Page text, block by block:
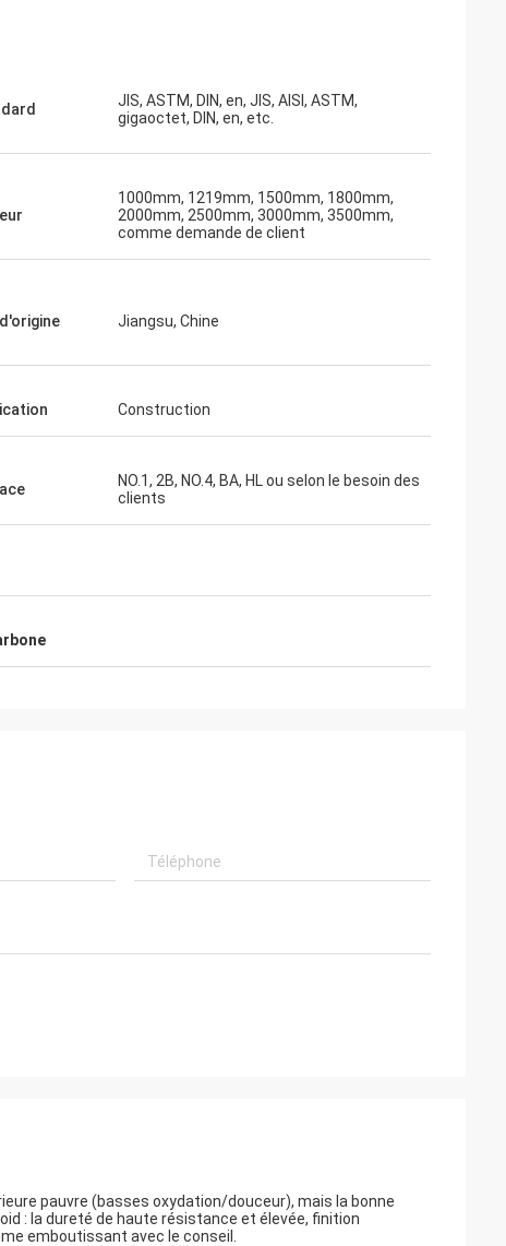
JIS, ASTM, DIN, en, JIS, AISI, ASTM,
gigaoctet, DIN, en, etc.
1000mm, 1219mm, 1500mm, 1800mm,
2000mm, 2500mm, 3000mm, 3500mm,
comme demande de client
Jiangsu, Chine
Construction
NO.1, 2B, NO.4, BA, HL ou selon le besoin des
clients
pauvre (basses oxydation/douceur), mais la bonne
: la dureté de haute résistance et élevée, finition
emboutissant avec le conseil.